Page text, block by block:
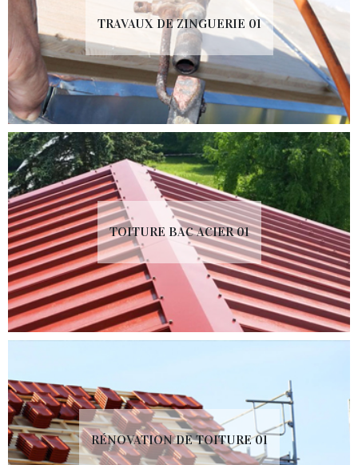
TRAVAUX DE ZINGUERIE 01
TOITURE BAC ACIER 01
RÉNOVATION DE TOITURE 01